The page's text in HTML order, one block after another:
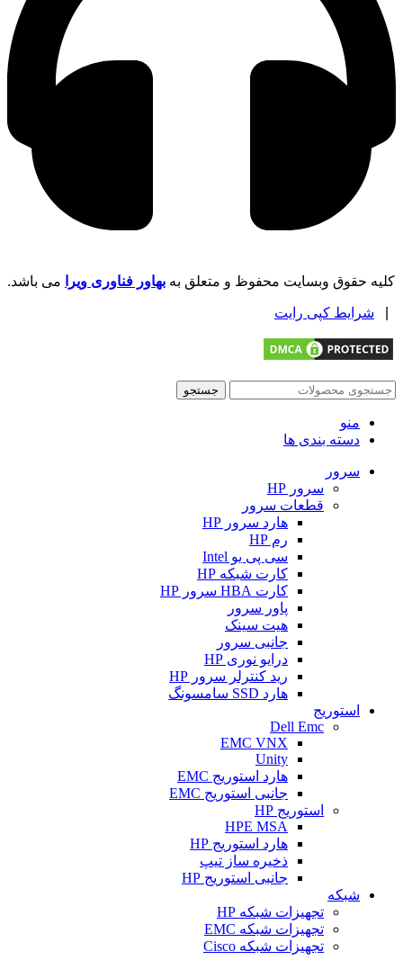
کلیه حقوق وبسایت محفوظ و متعلق به بهاور فناوری ویرا می باشد.
شرایط کپی رایت
جستجو
منو
دسته بندی ها
سرور
سرور HP
قطعات سرور
هارد سرور HP
رم HP
سی پی یو Intel
کارت شبکه HP
کارت HBA سرور HP
پاور سرور
هیت سینک
جانبی سرور
درایو نوری HP
رید کنترلر سرور HP
هارد SSD سامسونگ
استوریج
Dell Emc
EMC VNX
Unity
هارد استوریج EMC
جانبی استوریج EMC
استوریج HP
HPE MSA
هارد استوریج HP
ذخیره ساز تیپ
جانبی استوریج HP
شبکه
تجهیزات شبکه HP
تجهیزات شبکه EMC
تجهیزات شبکه Cisco